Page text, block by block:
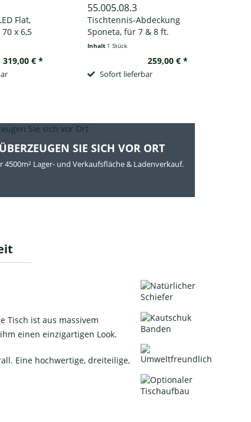
Flat,
x 6,5
319,00 € *
55.005.08.3
Tischtennis-Abdeckung
Sponeta, für 7 & 8 ft.
(Fuß) Tische
Inhalt 1 Stück
259,00 € *
Sofort lieferbar
ÜBERZEUGEN SIE SICH VOR ORT
4500m² Lager- und Verkaufsfläche & Ladenverkauf.
Tisch ist aus massivem
einen einzigartigen Look.
Eine hochwertige, dreiteilige,